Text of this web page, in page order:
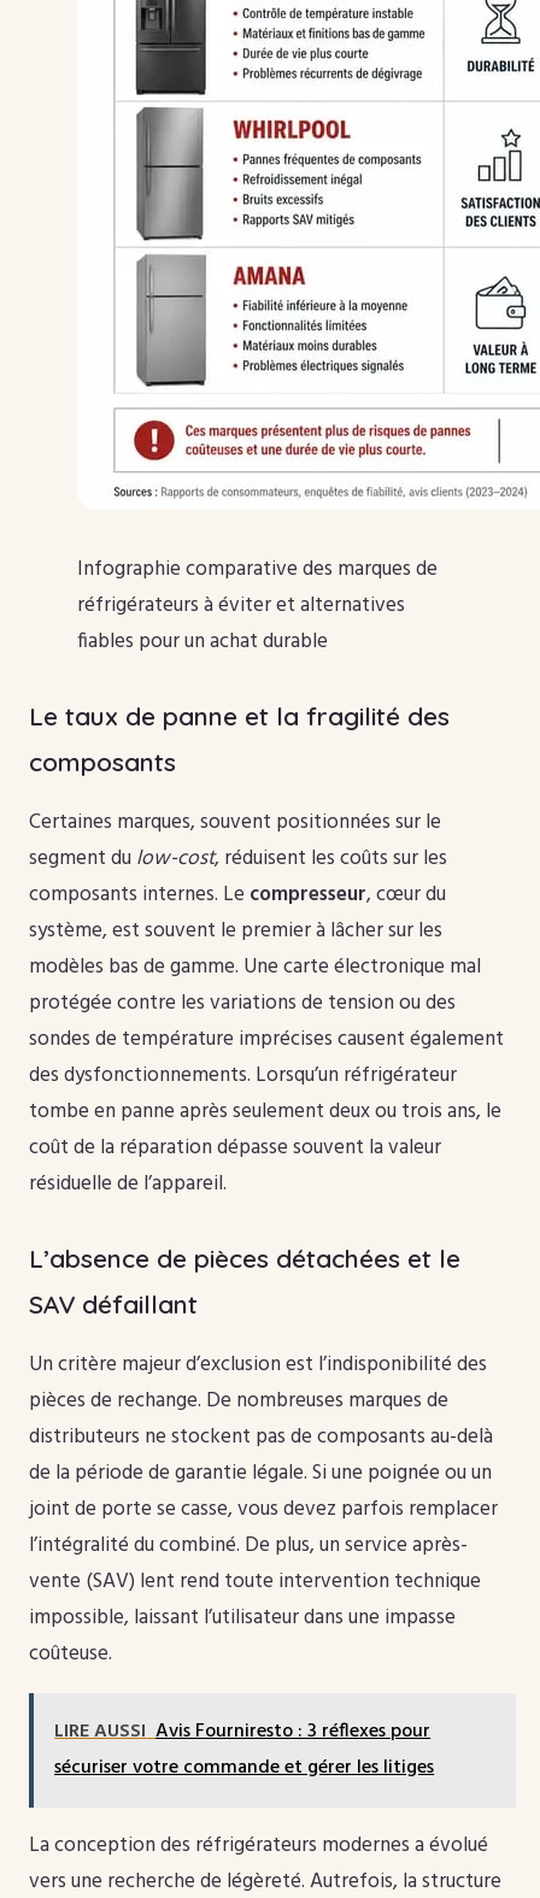
Infographie comparative des marques de
réfrigérateurs à éviter et alternatives
fiables pour un achat durable
Le taux de panne et la fragilité des
composants
Certaines marques, souvent positionnées sur le
segment du low-cost, réduisent les coûts sur les
composants internes. Le compresseur, cœur du
système, est souvent le premier à lâcher sur les
modèles bas de gamme. Une carte électronique mal
protégée contre les variations de tension ou des
sondes de température imprécises causent également
des dysfonctionnements. Lorsqu’un réfrigérateur
tombe en panne après seulement deux ou trois ans, le
coût de la réparation dépasse souvent la valeur
résiduelle de l’appareil.
L’absence de pièces détachées et le
SAV défaillant
Un critère majeur d’exclusion est l’indisponibilité des
pièces de rechange. De nombreuses marques de
distributeurs ne stockent pas de composants au-delà
de la période de garantie légale. Si une poignée ou un
joint de porte se casse, vous devez parfois remplacer
l’intégralité du combiné. De plus, un service après-
vente (SAV) lent rend toute intervention technique
impossible, laissant l’utilisateur dans une impasse
coûteuse.
LIRE AUSSI Avis Fourniresto : 3 réflexes pour
sécuriser votre commande et gérer les litiges
La conception des réfrigérateurs modernes a évolué
vers une recherche de légèreté. Autrefois, la structure